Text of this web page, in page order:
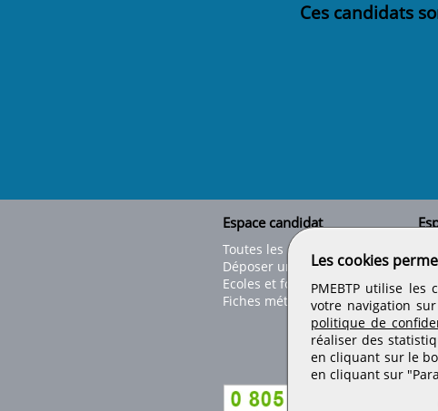
Ces candidats
Espace candidat
Toutes les offres
Déposer un CV
Ecoles et formations
Fiches métiers
Les cookies
PMEBTP utilise les
votre navigation
politique de
réaliser des
en cliquant sur le
en cliquant sur